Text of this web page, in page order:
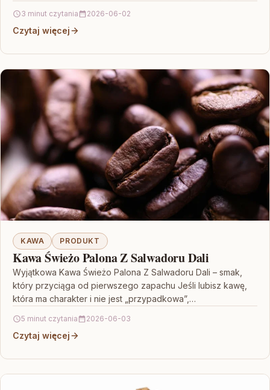
3 minut czytania 2026-06-02
Czytaj więcej
KAWA PRODUKT
Kawa Świeżo Palona Z Salwadoru Dali
Wyjątkowa Kawa Świeżo Palona Z Salwadoru Dali – smak,
który przyciąga od pierwszego zapachu Jeśli lubisz kawę,
która ma charakter i nie jest „przypadkowa”,…
5 minut czytania 2026-06-03
Czytaj więcej